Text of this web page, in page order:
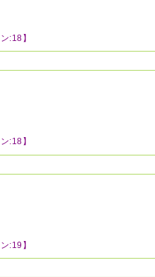
:18】
:18】
:19】